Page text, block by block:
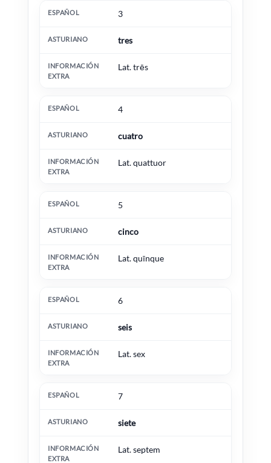
3
tres
Lat. trēs
4
cuatro
Lat. quattuor
5
cinco
Lat. quīnque
6
seis
Lat. sex
7
siete
Lat. septem